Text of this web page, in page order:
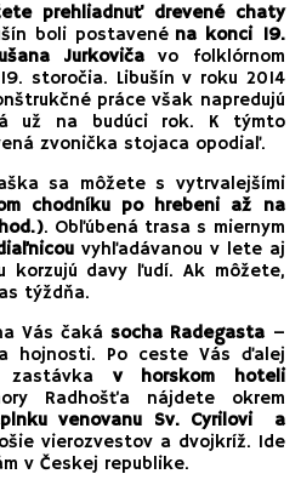
prehliadnuť drevené chaty
boli postavené na konci 19.
Jurkoviča vo folklórnom
storočia. Libušín v roku 2014
práce však napredujú
už na budúci rok. K týmto
zvonička stojaca opodiaľ.
sa môžete s vytrvalejšími
chodníku po hrebeni až na
. Obľúbená trasa s miernym
vyhľadávanou v lete aj
korzujú davy ľudí. Ak môžete,
týždňa.
Vás čakásocha Radegasta –
hojnosti. Po ceste Vás ďalej
zastávka v horskom hoteli
Radhošťa nájdete okrem
venovanu Sv. Cyrilovi a
vierozvestov a dvojkríž. Ide
v Českej republike.